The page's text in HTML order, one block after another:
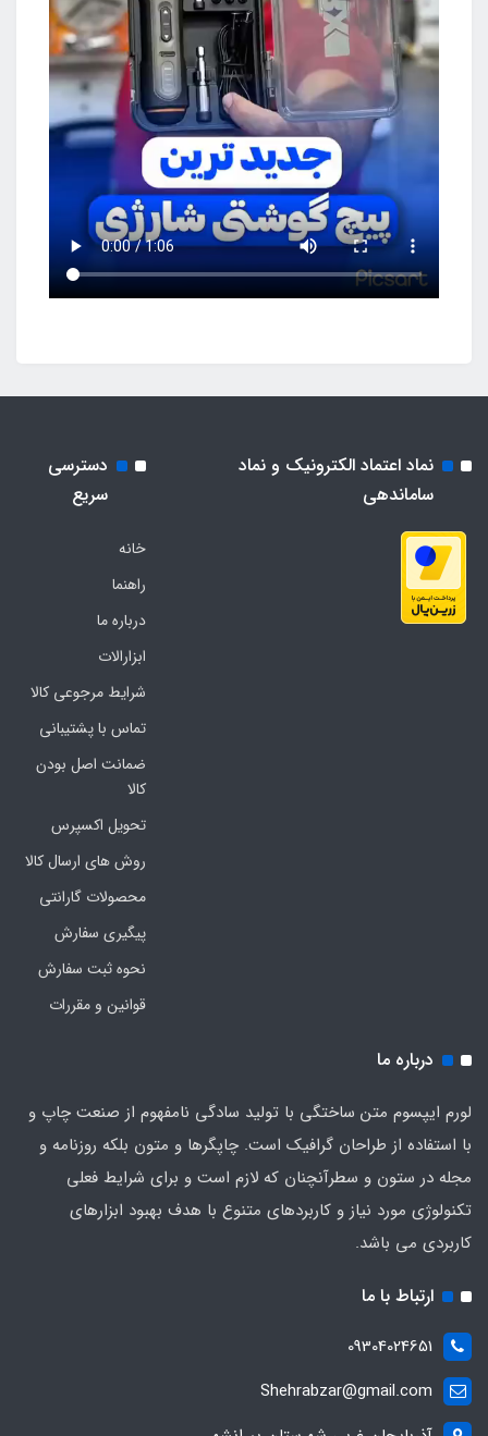
نماد اعتماد الکترونیک و نماد
ساماندهی
دسترسی
سریع
خانه
راهنما
درباره ما
ابزارالات
شرایط مرجوعی کالا
تماس با پشتیبانی
ضمانت اصل بودن
کالا
تحویل اکسپرس
روش های ارسال کالا
محصولات گارانتی
پیگیری سفارش
نحوه ثبت سفارش
قوانین و مقررات
درباره ما
لورم ایپسوم متن ساختگی با تولید سادگی نامفهوم از صنعت چاپ و
با استفاده از طراحان گرافیک است. چاپگرها و متون بلکه روزنامه و
مجله در ستون و سطرآنچنان که لازم است و برای شرایط فعلی
تکنولوژی مورد نیاز و کاربردهای متنوع با هدف بهبود ابزارهای
کاربردی می باشد.
ارتباط با ما
09304024651
Shehrabzar@gmail.com